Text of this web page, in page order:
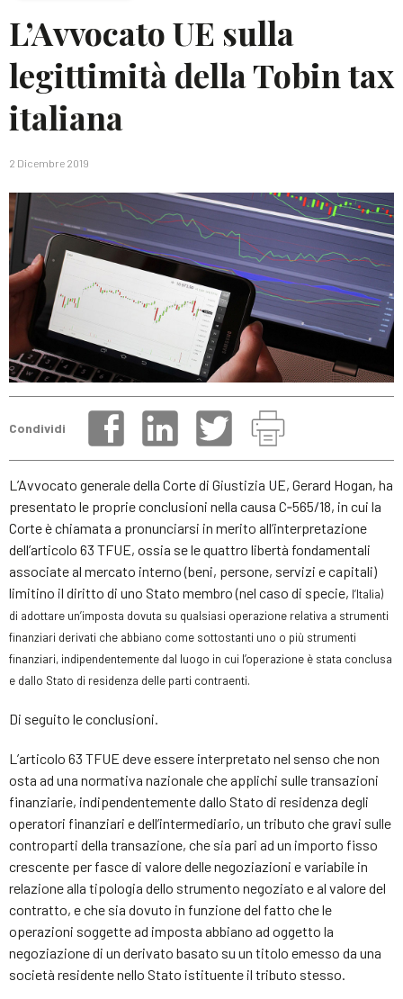
L’Avvocato UE sulla
legittimità della Tobin tax
italiana
2 Dicembre 2019
Condividi
L’Avvocato generale della Corte di Giustizia UE, Gerard Hogan, ha
presentato le proprie conclusioni nella causa C‑565/18, in cui la
Corte è chiamata a pronunciarsi in merito all’interpretazione
dell’articolo 63 TFUE, ossia se le quattro libertà fondamentali
associate al mercato interno (beni, persone, servizi e capitali)
limitino il diritto di uno Stato membro (nel caso di specie, l’Italia)
di adottare un’imposta dovuta su qualsiasi operazione relativa a strumenti
finanziari derivati che abbiano come sottostanti uno o più strumenti
finanziari, indipendentemente dal luogo in cui l’operazione è stata conclusa
e dallo Stato di residenza delle parti contraenti.
Di seguito le conclusioni.
L’articolo 63 TFUE deve essere interpretato nel senso che non
osta ad una normativa nazionale che applichi sulle transazioni
finanziarie, indipendentemente dallo Stato di residenza degli
operatori finanziari e dell’intermediario, un tributo che gravi sulle
controparti della transazione, che sia pari ad un importo fisso
crescente per fasce di valore delle negoziazioni e variabile in
relazione alla tipologia dello strumento negoziato e al valore del
contratto, e che sia dovuto in funzione del fatto che le
operazioni soggette ad imposta abbiano ad oggetto la
negoziazione di un derivato basato su un titolo emesso da una
società residente nello Stato istituente il tributo stesso.